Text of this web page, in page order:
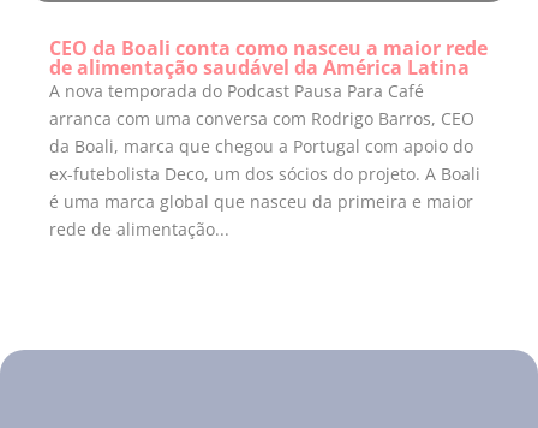
CEO da Boali conta como nasceu a maior rede
de alimentação saudável da América Latina
A nova temporada do Podcast Pausa Para Café
arranca com uma conversa com Rodrigo Barros, CEO
da Boali, marca que chegou a Portugal com apoio do
ex-futebolista Deco, um dos sócios do projeto. A Boali
é uma marca global que nasceu da primeira e maior
rede de alimentação...